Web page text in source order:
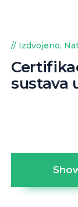
Izdvojeno,
sustava